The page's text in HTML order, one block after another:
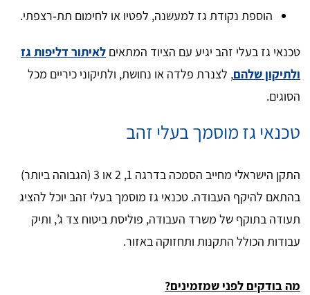
הוספת נקודת גז למעשנה, לפטיו או לחימום תת‑רצפתי.
טכנאי גז בעלי זהב יגיע עם הציוד המתאים לאיתור דליפות גז
ולתיקון שלהם, לצנרת פלדה או נחושת, ולתיקוני כיריים מכל
הסוגים.
טכנאי גז מוסמך בעלי זהב
התקן הישראלי מחייב הסמכה בדרגה 1, 2 או 3 (הגבוהה ביותר)
בהתאם להיקף העבודה. טכנאי גז מוסמך בעלי זהב יוכל להציג
תעודה בתוקף של משרד העבודה, פוליסת ביטוח צד ג’, ותיק
עבודות הכולל התקנות ותחזוקה באזור.
מה בודקים לפני שמזמינים?